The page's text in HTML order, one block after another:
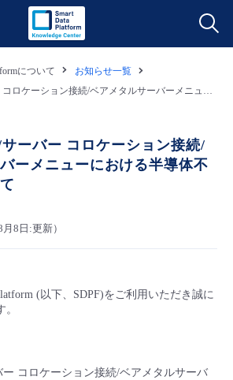
バー
/監査
バー
ーター
バー
報
について
お知らせ一覧
SDPF クラウド/サーバー コロケーション接続/ベアメタルサーバーメニューにおける半導体不足の影響について
ーバー コロケーション接続/
ーメニューにおける半導体不
8日:更新）
(以下、SDPF)をご利用いただき誠に
ー コロケーション接続/ベアメタルサーバ